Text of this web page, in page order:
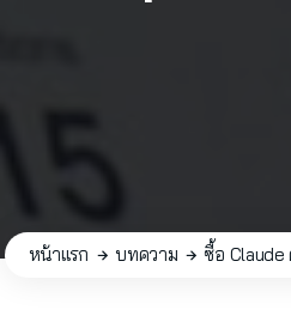
หน้าแรก บทความ ซื้อ Claude